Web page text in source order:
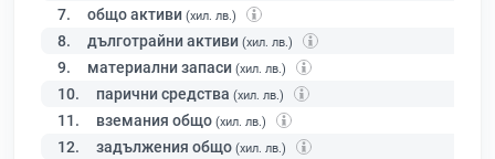
7. общо активи (хил. лв.)
8. дълготрайни активи (хил. лв.)
9. материални запаси (хил. лв.)
10. парични средства (хил. лв.)
11. вземания общо (хил. лв.)
12. задължения общо (хил. лв.)